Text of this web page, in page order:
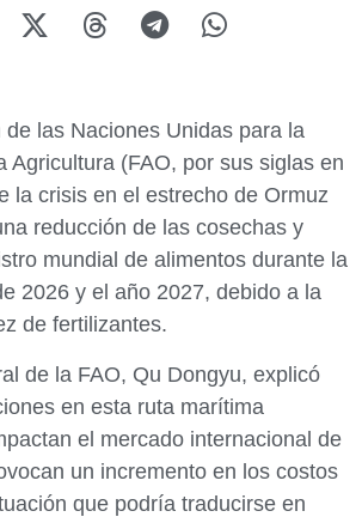
de las Naciones Unidas para la
Agricultura (FAO, por sus siglas en
la crisis en el estrecho de Ormuz
reducción de las cosechas y
mundial de alimentos durante la
2026 y el año 2027, debido a la
de fertilizantes.
de la FAO, Qu Dongyu, explicó
en esta ruta marítima
el mercado internacional de
un incremento en los costos
que podría traducirse en